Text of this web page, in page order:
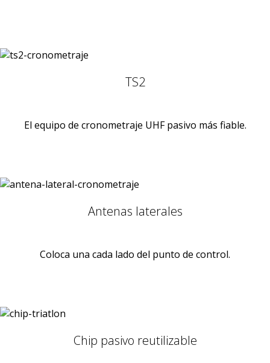
TS2
El equipo de cronometraje UHF pasivo más fiable.
Antenas laterales
Coloca una cada lado del punto de control.
Chip pasivo reutilizable